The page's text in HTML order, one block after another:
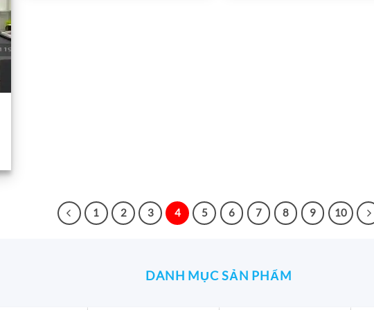
1 2 3 4 5 6 7 8 9 10
DANH MỤC SẢN PHẨM